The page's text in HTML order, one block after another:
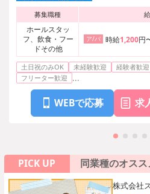
募集職種
ホールスタッ
フ、飲食・フー
ドその他
ア/パ 時給1,200円
土日祝のみOK 未経験歓迎 経験者歓迎
フリーター歓迎
...
WEBで応募 求
PICK UP 同業種のオス
株式会社